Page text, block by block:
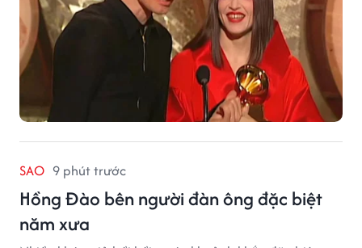
SAO 9 phút trước
Hồng Đào bên người đàn ông đặc biệt
năm xưa